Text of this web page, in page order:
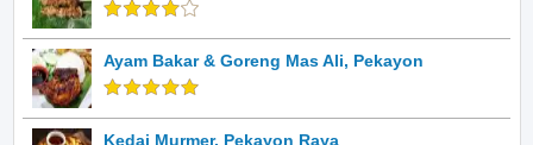
Ayam Bakar & Goreng Mas Ali, Pekayon
Kedai Murmer, Pekayon Raya